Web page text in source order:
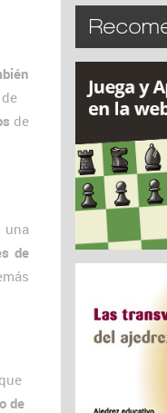
de
una
de
de